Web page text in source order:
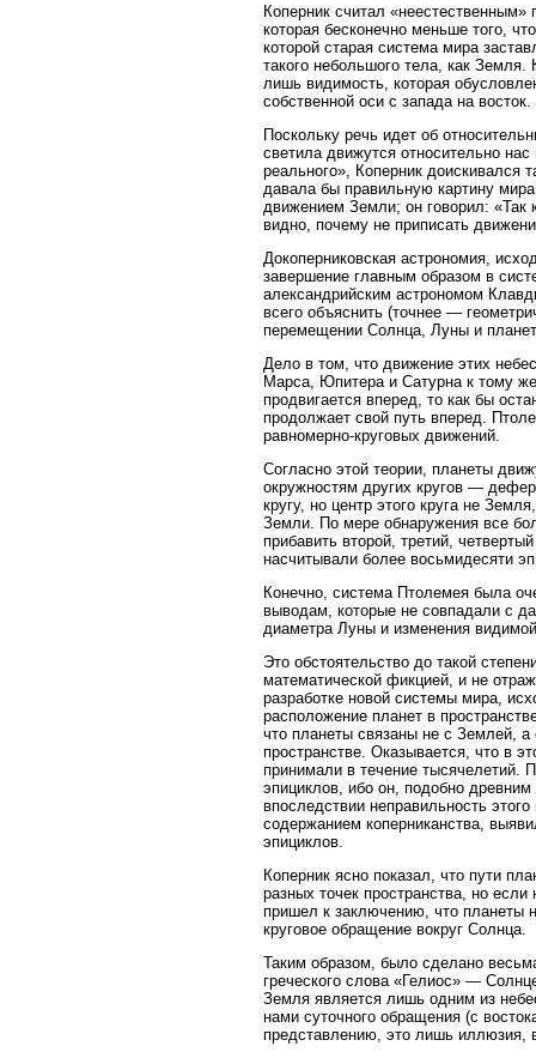
Коперник считал
которая бесконечно меньше того,
которой старая система мира
такого небольшого тела, как Земля.
лишь видимость, которая
собственной оси с запада на восток.
Поскольку речь идет об
светила движутся относительно
реального», Коперник доискивался
давала бы правильную картину
движением Земли; он говорил:
видно, почему не приписать
Докоперниковская астрономия,
завершение главным образом в
александрийским астрономом
всего объяснить (точнее —
перемещении Солнца, Луны и
Дело в том, что движение этих
Марса, Юпитера и Сатурна к тому
продвигается вперед, то как бы
продолжает свой путь вперед.
равномерно-круговых движений.
Согласно этой теории, планеты
окружностям других кругов —
кругу, но центр этого круга не
Земли. По мере обнаружения все
прибавить второй, третий,
насчитывали более восьмидесяти
Конечно, система Птолемея была
выводам, которые не совпадали с
диаметра Луны и изменения
Это обстоятельство до такой
математической фикцией, и не
разработке новой системы мира,
расположение планет в
что планеты связаны не с Землей,
пространстве. Оказывается, что в
принимали в течение тысячелетий.
эпициклов, ибо он, подобно
впоследствии неправильность
содержанием коперниканства,
эпициклов.
Коперник ясно показал, что пути
разных точек пространства, но
пришел к заключению, что планеты
круговое обращение вокруг Солнца.
Таким образом, было сделано
греческого слова «Гелиос» —
Земля является лишь одним из
нами суточного обращения (с
представлению, это лишь иллюзия,